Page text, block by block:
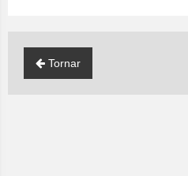
Tornar